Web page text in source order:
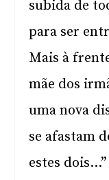
subida de
para ser
Mais à
mãe dos
uma nova
se afastam
estes